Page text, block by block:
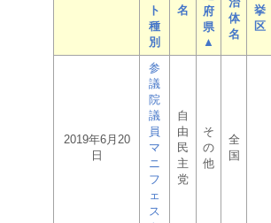
ト
種
別
名
府
県
▲
体
名
挙
区
2019年6月20
日
参
議
院
議
員
マ
ニ
フ
ェ
ス
自
由
民
主
党
そ
の
他
全
国